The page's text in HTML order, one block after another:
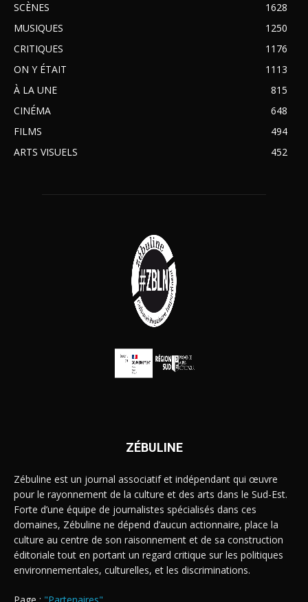
SCÈNES
1628
MUSIQUES
1250
CRITIQUES
1176
ON Y ÉTAIT
1113
À LA UNE
815
CINÉMA
648
FILMS
494
ARTS VISUELS
452
ZÉBULINE
Zébuline est un journal associatif et indépendant qui œuvre
pour le rayonnement de la culture et des arts dans le Sud-Est.
Forte d’une équipe de journalistes spécialisés dans ces
domaines, Zébuline ne dépend d’aucun actionnaire, place la
culture au centre de son raisonnement et de sa construction
éditoriale tout en portant un regard critique sur les politiques
environnementales, culturelles, et les discriminations.